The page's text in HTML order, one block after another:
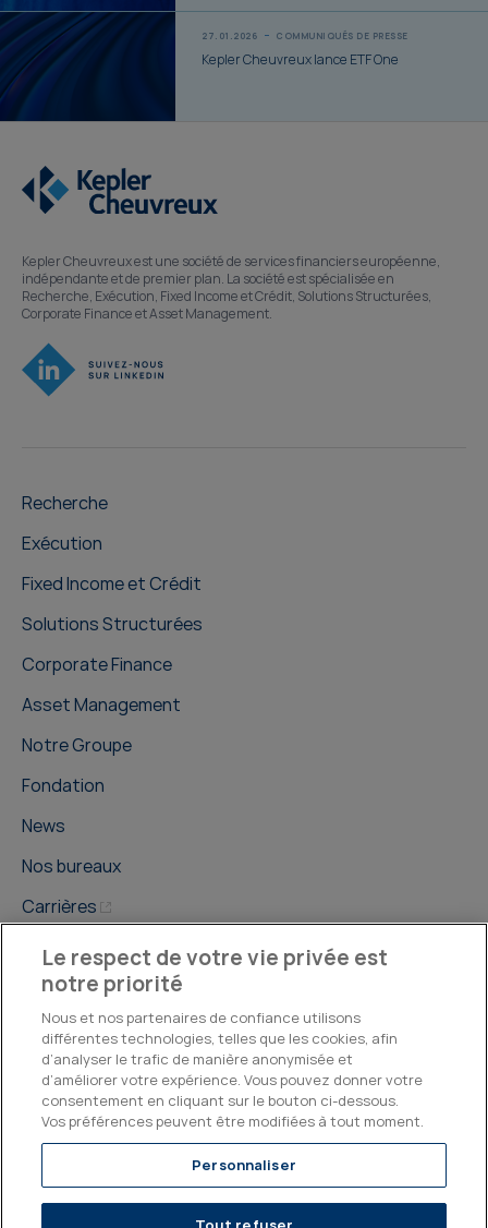
27.01.2026 COMMUNIQUÉS DE PRESSE
Kepler Cheuvreux lance ETF One
Kepler Cheuvreux est une société de services financiers européenne,
indépendante et de premier plan. La société est spécialisée en
Recherche, Exécution, Fixed Income et Crédit, Solutions Structurées,
Corporate Finance et Asset Management.
Recherche
Exécution
Fixed Income et Crédit
Solutions Structurées
Corporate Finance
Asset Management
Notre Groupe
Fondation
News
Nos bureaux
Carrières
Contact
©2026, Kepler Cheuvreux
Legal & Compliance
Le respect de votre vie privée est
notre priorité
Nous et nos partenaires de confiance utilisons
différentes technologies, telles que les cookies, afin
d’analyser le trafic de manière anonymisée et
d’améliorer votre expérience. Vous pouvez donner votre
consentement en cliquant sur le bouton ci-dessous.
Vos préférences peuvent être modifiées à tout moment.
Personnaliser